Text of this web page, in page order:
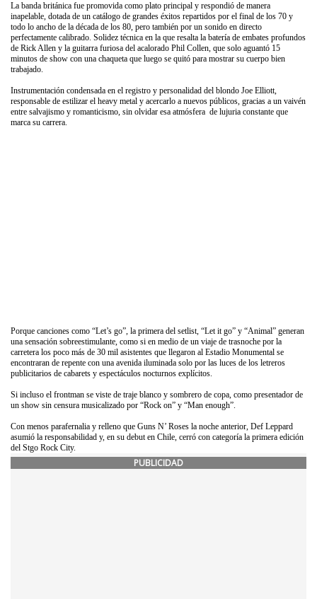
La banda británica fue promovida como plato principal y respondió de manera
inapelable, dotada de un catálogo de grandes éxitos repartidos por el final de los 70 y
todo lo ancho de la década de los 80, pero también por un sonido en directo
perfectamente calibrado. Solidez técnica en la que resalta la batería de embates profundos
de Rick Allen y la guitarra furiosa del acalorado Phil Collen, que solo aguantó 15
minutos de show con una chaqueta que luego se quitó para mostrar su cuerpo bien
trabajado.
Instrumentación condensada en el registro y personalidad del blondo Joe Elliott,
responsable de estilizar el heavy metal y acercarlo a nuevos públicos, gracias a un vaivén
entre salvajismo y romanticismo, sin olvidar esa atmósfera de lujuria constante que
marca su carrera.
Porque canciones como “Let’s go”, la primera del setlist, “Let it go” y “Animal” generan
una sensación sobreestimulante, como si en medio de un viaje de trasnoche por la
carretera los poco más de 30 mil asistentes que llegaron al Estadio Monumental se
encontraran de repente con una avenida iluminada solo por las luces de los letreros
publicitarios de cabarets y espectáculos nocturnos explícitos.
Si incluso el frontman se viste de traje blanco y sombrero de copa, como presentador de
un show sin censura musicalizado por “Rock on” y “Man enough”.
Con menos parafernalia y relleno que Guns N’ Roses la noche anterior, Def Leppard
asumió la responsabilidad y, en su debut en Chile, cerró con categoría la primera edición
del Stgo Rock City.
PUBLICIDAD